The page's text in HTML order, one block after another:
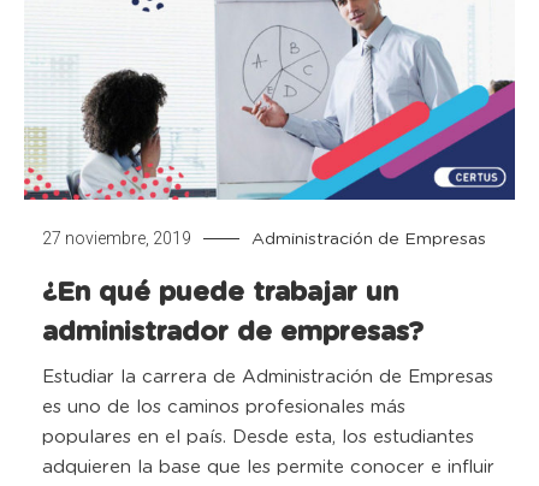
27 noviembre, 2019 Administración de Empresas
¿En qué puede trabajar un
administrador de empresas?
Estudiar la carrera de Administración de Empresas
es uno de los caminos profesionales más
populares en el país. Desde esta, los estudiantes
adquieren la base que les permite conocer e influir